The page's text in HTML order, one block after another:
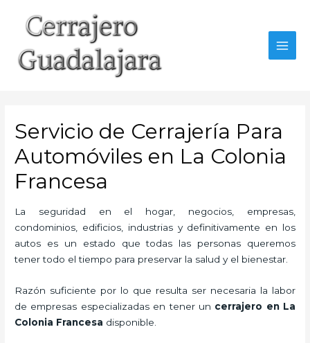
contenido
Servicio de Cerrajería Para
Automóviles en La Colonia
Francesa
La seguridad en el hogar, negocios, empresas,
condominios, edificios, industrias y definitivamente en los
autos es un estado que todas las personas queremos
tener todo el tiempo para preservar la salud y el bienestar.
Razón suficiente por lo que resulta ser necesaria la labor
de empresas especializadas en tener un cerrajero en La
Colonia Francesa disponible.